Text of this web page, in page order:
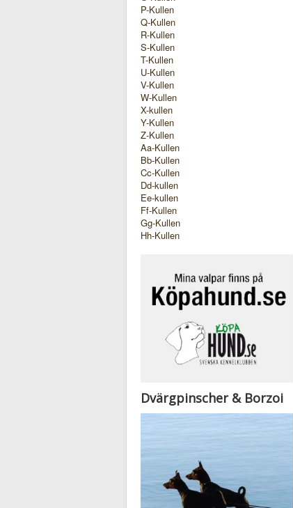
P-Kullen
Q-Kullen
R-Kullen
S-Kullen
T-Kullen
U-Kullen
V-Kullen
W-Kullen
X-kullen
Y-Kullen
Z-Kullen
Aa-Kullen
Bb-Kullen
Cc-Kullen
Dd-kullen
Ee-kullen
Ff-Kullen
Gg-Kullen
Hh-Kullen
Dvärgpinscher & Borzoi